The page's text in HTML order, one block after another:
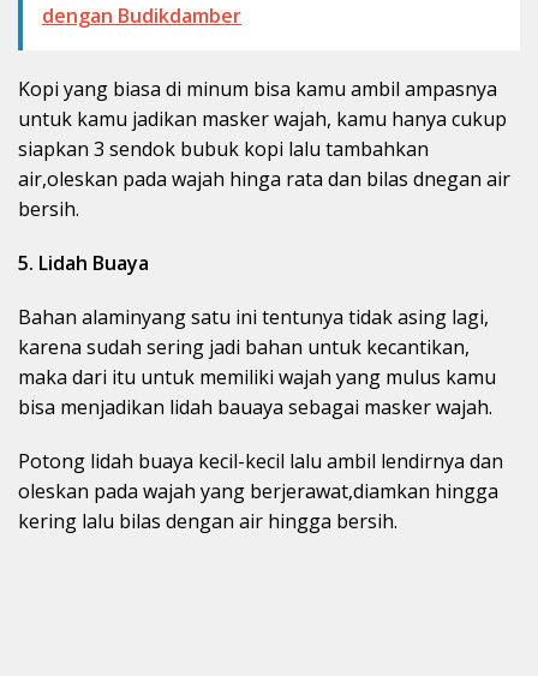
dengan Budikdamber
Kopi yang biasa di minum bisa kamu ambil ampasnya
untuk kamu jadikan masker wajah, kamu hanya cukup
siapkan 3 sendok bubuk kopi lalu tambahkan
air,oleskan pada wajah hinga rata dan bilas dnegan air
bersih.
5. Lidah Buaya
Bahan alaminyang satu ini tentunya tidak asing lagi,
karena sudah sering jadi bahan untuk kecantikan,
maka dari itu untuk memiliki wajah yang mulus kamu
bisa menjadikan lidah bauaya sebagai masker wajah.
Potong lidah buaya kecil-kecil lalu ambil lendirnya dan
oleskan pada wajah yang berjerawat,diamkan hingga
kering lalu bilas dengan air hingga bersih.